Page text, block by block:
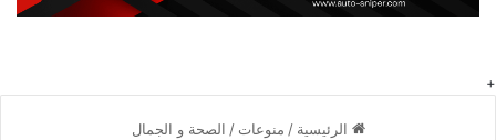
الضوئي :